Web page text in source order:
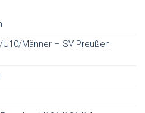
Männer – SV Preußen